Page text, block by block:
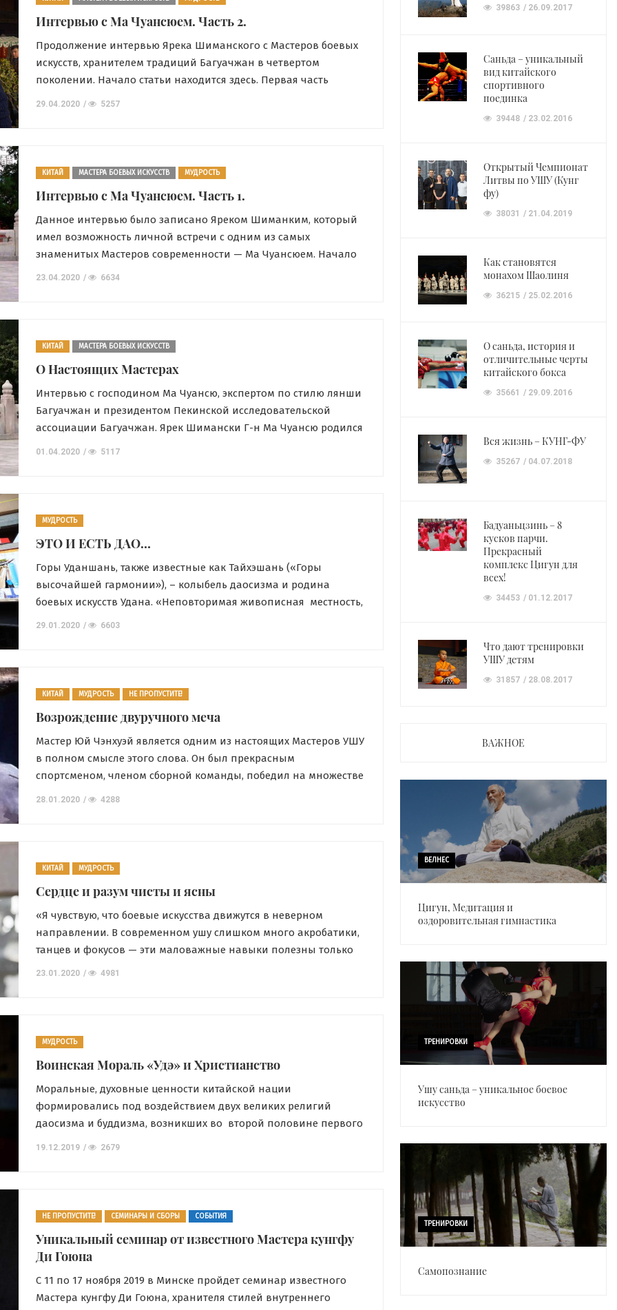
39863 26.09.2017
Саньда – уникальный
вид китайского
спортивного
поединка
39448 23.02.2016
Открытый Чемпионат
Литвы по УШУ (Кунг
фу)
38031 21.04.2019
Как становятся
монахом Шаолиня
36215 25.02.2016
О саньда, история и
отличительные черты
китайского бокса
35661 29.09.2016
Вся жизнь – КУНГ-ФУ
35267 04.07.2018
Бадуаньцзинь – 8
кусков парчи.
Прекрасный
комплекс Цигун для
всех!
34453 01.12.2017
Что дают тренировки
УШУ детям
31857 28.08.2017
ВАЖНОЕ
ВЕЛНЕС
Цигун, Медитация и
оздоровительная гимнастика
ТРЕНИРОВКИ
Ушу саньда – уникальное боевое
искусство
ТРЕНИРОВКИ
Самопознание
Интервью с Ма Чуансюем. Часть 2.
Продолжение интервью Ярека Шиманского с Мастеров боевых
искусств, хранителем традиций Багуачжан в четвертом
поколении. Начало статьи находится здесь. Первая часть
кругу? Ма […]
29.04.2020 5257
КИТАЙ МАСТЕРА БОЕВЫХ ИСКУССТВ МУДРОСТЬ
Интервью с Ма Чуансюем. Часть 1.
Данное интервью было записано Яреком Шиманким, который
имел возможность личной встречи с одним из самых
знаменитых Мастеров современности — Ма Чуансюем. Начало
23.04.2020 6634
КИТАЙ МАСТЕРА БОЕВЫХ ИСКУССТВ
О Настоящих Мастерах
Интервью с господином Ма Чуансю, экспертом по стилю лянши
Багуачжан и президентом Пекинской исследовательской
ассоциации Багуачжан. Ярек Шимански Г-н Ма Чуансю родился
01.04.2020 5117
МУДРОСТЬ
ЭТО И ЕСТЬ ДАО…
Горы Уданшань, также известные как Тайхэшань («Горы
высочайшей гармонии»), – колыбель даосизма и родина
боевых искусств Удана. «Неповторимая живописная местность,
глубокими и многогранными уданскими боевыми искусствами.
29.01.2020 6603
КИТАЙ МУДРОСТЬ НЕ ПРОПУСТИТЕ!
Возрождение двуручного меча
Мастер Юй Чэнхуэй является одним из настоящих Мастеров УШУ
в полном смысле этого слова. Он был прекрасным
спортсменом, членом сборной команды, победил на множестве
28.01.2020 4288
КИТАЙ МУДРОСТЬ
Сердце и разум чисты и ясны
«Я чувствую, что боевые искусства движутся в неверном
направлении. В современном ушу слишком много акробатики,
танцев и фокусов — эти маловажные навыки полезны только
традиционных […]
23.01.2020 4981
МУДРОСТЬ
Воинская Мораль «Удэ» и Христианство
Моральные, духовные ценности китайской нации
формировались под воздействием двух великих религий
даосизма и буддизма, возникших во второй половине первого
ускоренного развития […]
19.12.2019 2679
НЕ ПРОПУСТИТЕ! СЕМИНАРЫ И СБОРЫ СОБЫТИЯ
Уникальный семинар от известного Мастера кунгфу
Ди Гоюна
С 11 по 17 ноября 2019 в Минске пройдет семинар известного
Мастера кунгфу Ди Гоюна, хранителя стилей внутреннего